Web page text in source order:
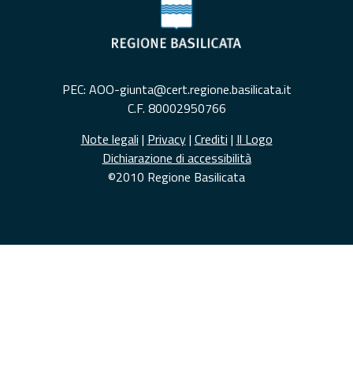
PEC: AOO-giunta@cert.regione.basilicata.it
C.F. 80002950766
Note legali | Privacy| Crediti | Il Logo
Dichiarazione di accessibilità
©2010 Regione Basilicata